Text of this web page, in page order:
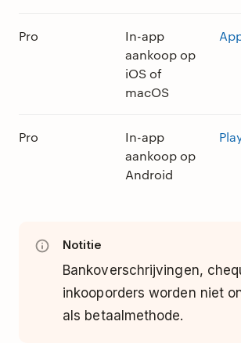
Pro
In-app
aankoop op
iOS of
macOS
Pro
In-app
aankoop op
Android
Notitie
Bankoverschrijvingen,
inkooporders worden niet
als betaalmethode.